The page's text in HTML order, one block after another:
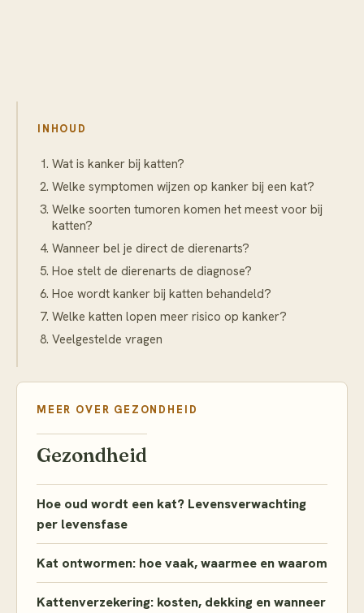
INHOUD
Wat is kanker bij katten?
Welke symptomen wijzen op kanker bij een kat?
Welke soorten tumoren komen het meest voor bij
katten?
Wanneer bel je direct de dierenarts?
Hoe stelt de dierenarts de diagnose?
Hoe wordt kanker bij katten behandeld?
Welke katten lopen meer risico op kanker?
Veelgestelde vragen
MEER OVER GEZONDHEID
Gezondheid
Hoe oud wordt een kat? Levensverwachting
per levensfase
Kat ontwormen: hoe vaak, waarmee en waarom
Kattenverzekering: kosten, dekking en wanneer